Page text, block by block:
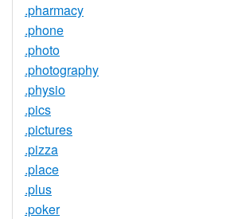
.pharmacy
.phone
.photo
.photography
.physio
.pics
.pictures
.pizza
.place
.plus
.poker